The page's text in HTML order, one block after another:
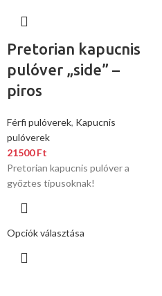
Pretorian kapucnis
pulóver „side” –
piros
Férfi pulóverek, Kapucnis
pulóverek
21500Ft
Pretorian kapucnis pulóver a
győztes típusoknak!
Opciók választása